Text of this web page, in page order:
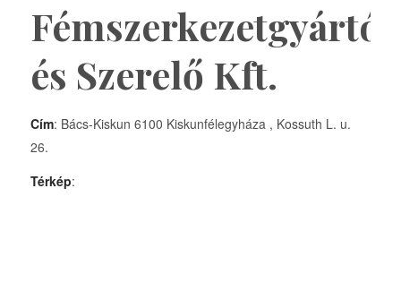
Fémszerkezetgyártó
és Szerelő Kft.
Cím: Bács-Kiskun 6100 Kiskunfélegyháza , Kossuth L. u.
26.
Térkép: